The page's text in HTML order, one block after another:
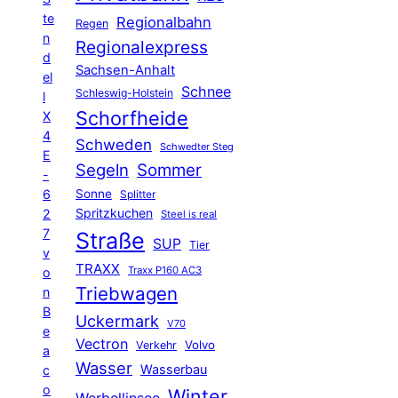
te
n
d
el
l
X
4
E
-
6
2
7
v
o
n
B
e
a
c
o
Regen Regionalbahn
Regionalexpress
Sachsen-Anhalt
Schleswig-Holstein Schnee
Schorfheide
Schweden Schwedter Steg
Segeln Sommer
Sonne Splitter
Spritzkuchen Steel is real
Straße SUP Tier
TRAXX Traxx P160 AC3
Triebwagen
Uckermark V70
Vectron Verkehr Volvo
Wasser Wasserbau